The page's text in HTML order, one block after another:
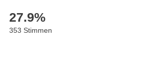
27.9%
353 Stimmen